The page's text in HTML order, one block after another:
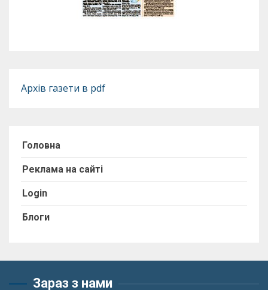
Архів газети в pdf
Головна
Реклама на сайті
Login
Блоги
Зараз з нами